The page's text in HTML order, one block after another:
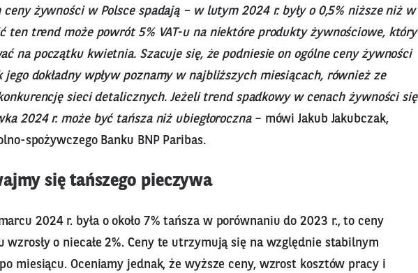
żywności w Polsce spadają – w lutym 2024 r. były o 0,5% niższe niż w
ten trend może powrót 5% VAT-u na niektóre produkty żywnościowe, który
na początku kwietnia. Szacuje się, że podniesie on ogólne ceny żywności
jego dokładny wpływ poznamy w najbliższych miesiącach, również ze
sieci detalicznych. Jeżeli trend spadkowy w cenach żywności się
2024 r. może być tańsza niż ubiegłoroczna– mówi Jakub Jakubczak,
spożywczego Banku BNP Paribas.
się tańszego pieczywa
2024 r. była o około 7% tańsza w porównaniu do 2023 r., to ceny
wzrosły o niecałe 2%. Ceny te utrzymują się na względnie stabilnym
miesiącu. Oceniamy jednak, że wyższe ceny, wzrost kosztów pracy i